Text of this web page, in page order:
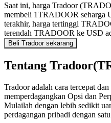
Saat ini, harga Tradoor
membeli 1TRADOOR seharga
terakhir, harga tertinggi
terendah TRADOOR ke USD
Beli Tradoor sekarang
Tentang
Tradoor adalah cara tercepat
memperdagangkan Opsi dan
Mulailah dengan lebih sedikit
perdagangan pribadi dengan